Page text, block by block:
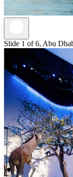
Slide 1 of 6, Abu